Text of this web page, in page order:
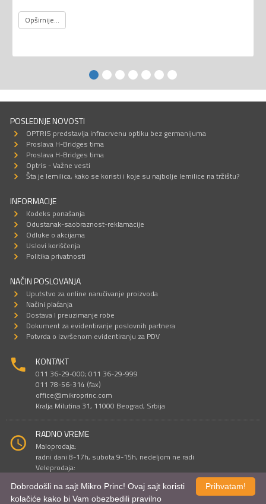
Opširnije...
POSLEDNJE NOVOSTI
OPTRIS predstavlja infracrvenu optiku bez germanijuma
Proslava H-Bridges tima
Proslava H-Bridges tima
Optris - Važne vesti
Šta je lemilica, kako se koristi i koje su najbolje lemilice na tržištu?
INFORMACIJE
Kodeks ponašanja
Odustanak-saobraznost-reklamacije
Odluke o akcijama
Uslovi korišćenja
Politika privatnosti
NAČIN POSLOVANJA
Uputstvo za online naručivanje proizvoda
Načini plaćanja
Dostava I preuzimanje robe
Dokument za evidentiranje poslovnih partnera
Potvrda o izvršenom evidentiranju za PDV
KONTAKT
011 36-29-000; 011 36-29-999
011 78-56-314 (fax)
office@mikroprinc.com
Kralja Milutina 31, 11000 Beograd, Srbija
RADNO VREME
Maloprodaja:
radni dani 8-17h, subota 9-15h, nedeljom ne radi
Veleprodaja:
Prihvatam!
Dobrodošli na sajt Mikro Princ! Ovaj sajt koristi
kolačiće kako bi Vam obezbedili pravilno